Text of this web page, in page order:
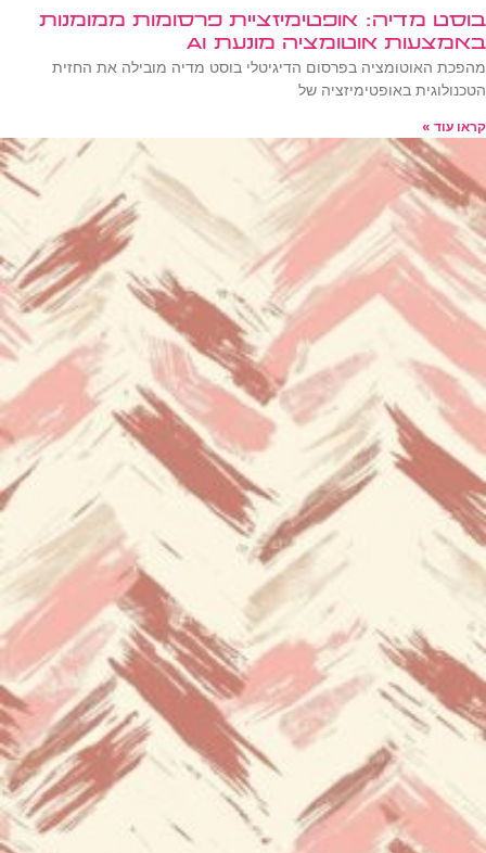
בוסט מדיה: אופטימיזציית פרסומות ממומנות
באמצעות אוטומציה מונעת AI
מהפכת האוטומציה בפרסום הדיגיטלי בוסט מדיה מובילה את החזית
הטכנולוגית באופטימיזציה של
קראו עוד »